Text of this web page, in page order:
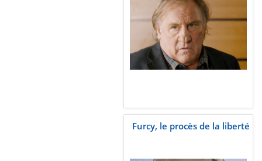
Furcy, le procès de la liberté